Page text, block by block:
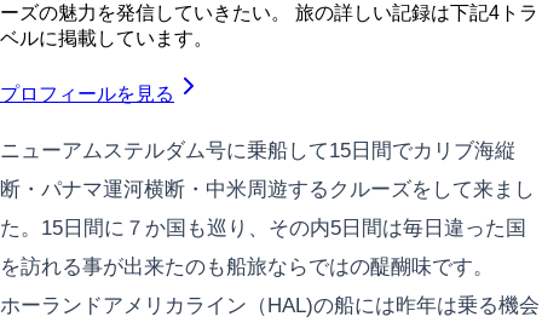
ーズの魅力を発信していきたい。 旅の詳しい記録は下記4トラ
ベルに掲載しています。
プロフィールを見る
ニューアムステルダム号に乗船して15日間でカリブ海縦
断・パナマ運河横断・中米周遊するクルーズをして来まし
た。15日間に７か国も巡り、その内5日間は毎日違った国
を訪れる事が出来たのも船旅ならではの醍醐味です。
ホーランドアメリカライン（HAL)の船には昨年は乗る機会